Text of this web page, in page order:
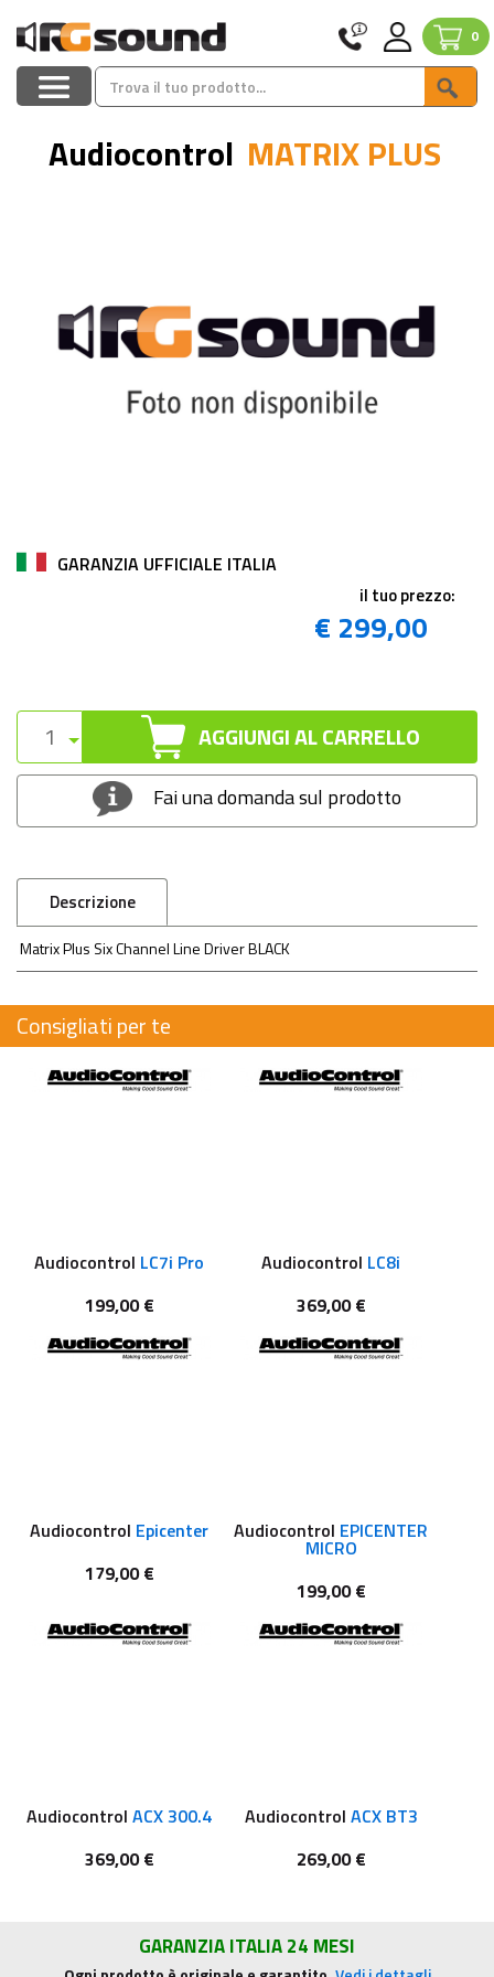
0
Audiocontrol MATRIX PLUS
GARANZIA UFFICIALE ITALIA
il tuo prezzo:
€ 299,00
AGGIUNGI AL CARRELLO
Fai una domanda sul prodotto
Descrizione
Matrix Plus Six Channel Line Driver BLACK
Consigliati per te
Audiocontrol LC7i Pro
199,00 €
Audiocontrol LC8i
369,00 €
Audiocontrol Epicenter
179,00 €
Audiocontrol EPICENTER
MICRO
199,00 €
Audiocontrol ACX 300.4
369,00 €
Audiocontrol ACX BT3
269,00 €
GARANZIA ITALIA 24 MESI